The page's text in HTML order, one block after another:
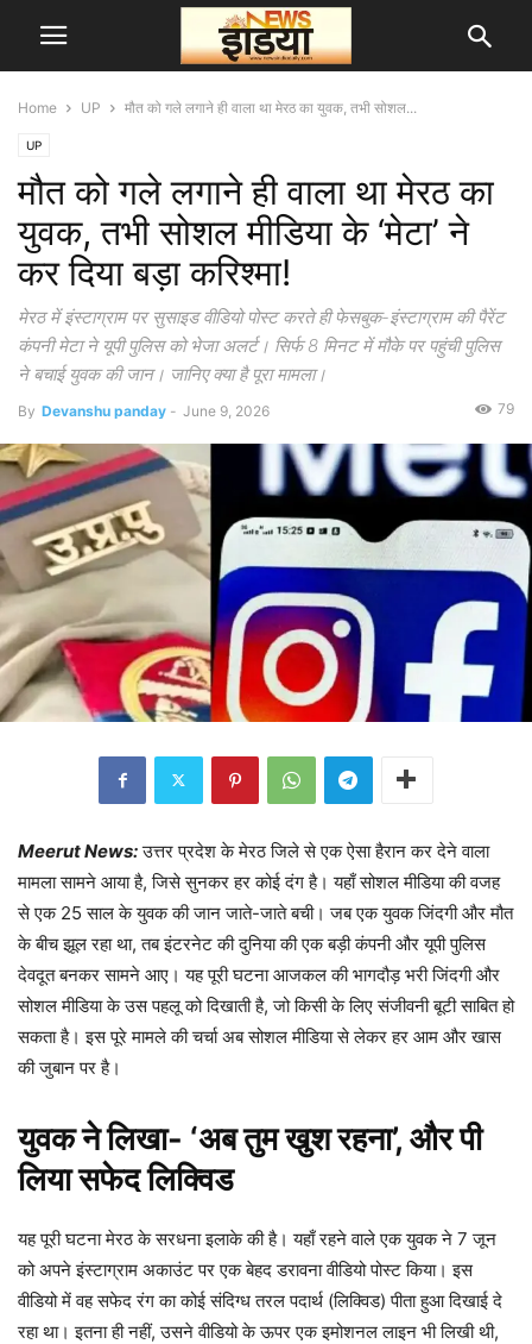
Home UP मौत को गले लगाने ही वाला था मेरठ का युवक, तभी सोशल...
UP
मौत को गले लगाने ही वाला था मेरठ का
युवक, तभी सोशल मीडिया के ‘मेटा’ ने
कर दिया बड़ा करिश्मा!
मेरठ में इंस्टाग्राम पर सुसाइड वीडियो पोस्ट करते ही फेसबुक-इंस्टाग्राम की पैरेंट
कंपनी मेटा ने यूपी पुलिस को भेजा अलर्ट। सिर्फ 8 मिनट में मौके पर पहुंची पुलिस
ने बचाई युवक की जान। जानिए क्या है पूरा मामला।
By Devanshu panday - June 9, 2026 79
Meerut News: उत्तर प्रदेश के मेरठ जिले से एक ऐसा हैरान कर देने वाला
मामला सामने आया है, जिसे सुनकर हर कोई दंग है। यहाँ सोशल मीडिया की वजह
से एक 25 साल के युवक की जान जाते-जाते बची। जब एक युवक जिंदगी और मौत
के बीच झूल रहा था, तब इंटरनेट की दुनिया की एक बड़ी कंपनी और यूपी पुलिस
देवदूत बनकर सामने आए। यह पूरी घटना आजकल की भागदौड़ भरी जिंदगी और
सोशल मीडिया के उस पहलू को दिखाती है, जो किसी के लिए संजीवनी बूटी साबित हो
सकता है। इस पूरे मामले की चर्चा अब सोशल मीडिया से लेकर हर आम और खास
की जुबान पर है।
युवक ने लिखा- ‘अब तुम खुश रहना’, और पी
लिया सफेद लिक्विड
यह पूरी घटना मेरठ के सरधना इलाके की है। यहाँ रहने वाले एक युवक ने 7 जून
को अपने इंस्टाग्राम अकाउंट पर एक बेहद डरावना वीडियो पोस्ट किया। इस
वीडियो में वह सफेद रंग का कोई संदिग्ध तरल पदार्थ (लिक्विड) पीता हुआ दिखाई दे
रहा था। इतना ही नहीं, उसने वीडियो के ऊपर एक इमोशनल लाइन भी लिखी थी,